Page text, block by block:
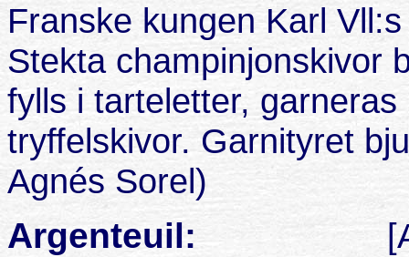
Franske kungen Karl
Stekta champinjonskivor
fylls i tarteletter,
tryffelskivor. Garnityret
Agnés Sorel)
Argenteuil: